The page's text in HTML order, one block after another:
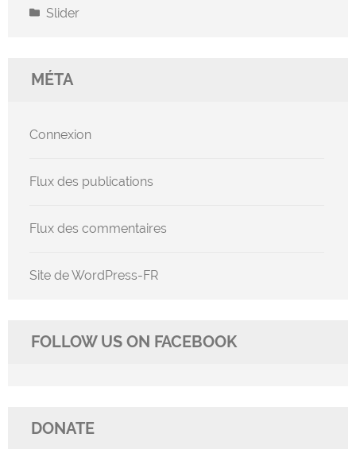
Slider
MÉTA
Connexion
Flux des publications
Flux des commentaires
Site de WordPress-FR
FOLLOW US ON FACEBOOK
DONATE